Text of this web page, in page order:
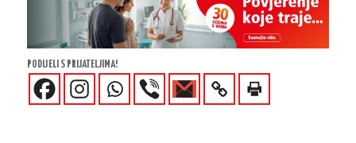
PODIJELI S PRIJATELJIMA!